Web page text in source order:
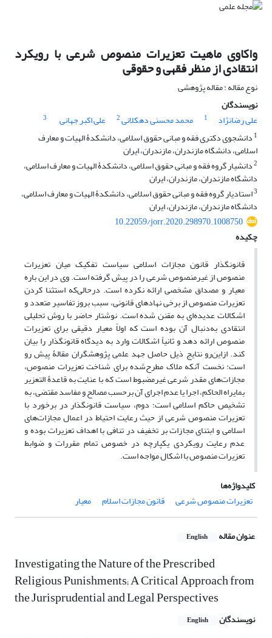
واکاوی ماهیت تعزیرات منصوص شرعی با رویکرد
انتقادی از منظر فقهی و حقوقی
نوع مقاله : مقاله پژوهشی
نویسندگان
علی رضانژاد
1 محمد محسنی دهکلانی2 علی اکبر جهانی
3
1 دانشجوی دکتری فقه و مبانی حقوق اسلامی، دانشکدۀ الهیات و معارف
اسلامی، دانشگاه مازندران، مازندران، ایران
2دانشیار گروه فقه و مبانی حقوق اسلامی، دانشکدۀ الهیات و معارف اسلامی،
دانشگاه مازندران، مازندران، ایران
3استادیار گروه فقه و مبانی حقوق اسلامی، دانشکدۀ الهیات و معارف اسلامی،
دانشگاه مازندران، مازندران، ایران
10.22059/jorr.2020.298970.1008750
چکیده
قانونگذار قانون مجازات اسلامی سیاست تفکیک میان تعزیرات
منصوص از غیرمنصوص شرعی را در پیش گرفته است. وی در این باره
معیار و مصداق مشخصی ارائه نکرده است. درحالی‌که استثنا کردن
تعزیرات منصوص از برخی نهادهای قانونی، سبب بروز تفاسیر متعدد و
اشکالات عدیده‌ای به مقنن شده است. نوشتار حاضر با روش تحلیلی
انتقادی به‌دنبال آن بوده است که اولاً معیار دقیقی برای تعزیرات
منصوص ارائه دهد و ثانیاً اشکالات وارد به دیدگاه قانونگذار را بیان
کند. ازاین‌رو نتایج ذیل حاصل جهد علمی پژوهشگران مقالۀ پیش ‌رو
است: نخست آنکه ملاک مطرح‌شده برای شناخت تعزیرات منصوص،
مجازات‌های مقدر شرعی غیرمضبوط است که با عنایت به قاعدۀ التعزیر
بمایراه الحاکم، اجرا یا عدم اجرای آن برحسب مصالح و مفاسد مقتضی، به
تشخیص حاکم اسلامی است؛ دوم، سیاست قانونگذار در برخورد با
تعزیرات منصوص شرعی از حیث رعایت احتیاط در اعمال مجازات‎‌های
اسلامی و ابتنای مجازات بر تخفیف در تنافی با اهداف تعزیرات بوده و
عدم رعایت رویکردی یکپارچه در خصوص تمام مقررات و ضوابط
تعزیرات منصوص با اشکال مواجه است.
کلیدواژه‌ها
تعزیرات منصوص شرعی
قانون مجازات اسلام معیار
عنوان مقاله English
Investigating the Nature of the Prescribed
Religious Punishments; A Critical Approach from
the Jurisprudential and Legal Perspectives
نویسندگان English